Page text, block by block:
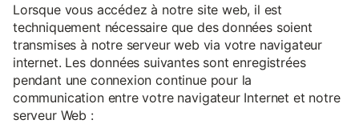
Lorsque vous accédez à notre site web, il est
techniquement nécessaire que des données soient
transmises à notre serveur web via votre navigateur
internet. Les données suivantes sont enregistrées
pendant une connexion continue pour la
communication entre votre navigateur Internet et notre
serveur Web :